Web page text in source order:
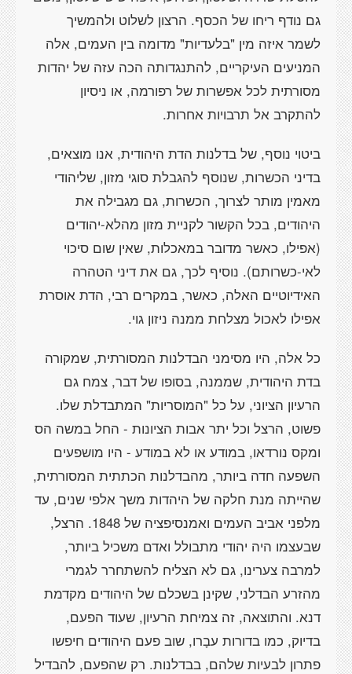
גם נודף ריחו של הכסף. הרצון לשלוט ולהמשיך
לשמר איזה מין "בלעדיות" מדומה בין העמים, אלה
המניעים העיקריים, להתנגדותה הכה עזה של יהדות
מסורתית לכל אפשרות של רפורמה, או ניסיון
להתקרב אל תרבויות אחרות.
ביטוי נוסף, של בדלנות הדת היהודית, אנו מוצאים,
בדיני הכשרות, שנוסף להגבלת סוגי מזון, שליהודי
מאמין מותר לצרוך, הכשרות, גם מגבילה את
היהודים, בכל הקשור לקניית מזון מהלא-יהודים
(אפילו, כאשר מדובר במאכלות, שאין שום סיכוי
לאי-כשרותם). נוסיף לכך, גם את דיני הטהרה
האידיוטיים האלה, כאשר, במקרים רבי, הדת אוסרת
אפילו לאכול מצלחת ממנה ניזון גוי.
כל אלה, היו מסימני הבדלנות המסורתית, שמקורה
בדת היהודית, שממנה, בסופו של דבר, צמח גם
הרעיון הציוני, על כל "המוסריות" המתבדלת שלו.
פשוט, הרצל וכל יתר אבות הציונות - החל במשה הס
ומקס נורדאו, במודע או לא במודע - היו מושפעים
השפעה חדה ביותר, מהבדלנות הכתתית המסורתית,
שהייתה מנת חלקה של היהדות משך אלפי שנים, עד
מלפני אביב העמים ואמנסיפציה של 1848. הרצל,
שבעצמו היה יהודי מתבולל ואדם משכיל ביותר,
למרבה צערינו, גם לא הצליח להשתחרר לגמרי
מהזרע הבדלני, שקינן בשכלם של היהודים מקדמת
דנא. והתוצאה, זה צמיחת הרעיון, שעוד הפעם,
בדיוק, כמו בדורות עבָרו, שוב פעם היהודים חיפשו
פתרון לבעיות שלהם, בבדלנות. רק שהפעם, להבדיל